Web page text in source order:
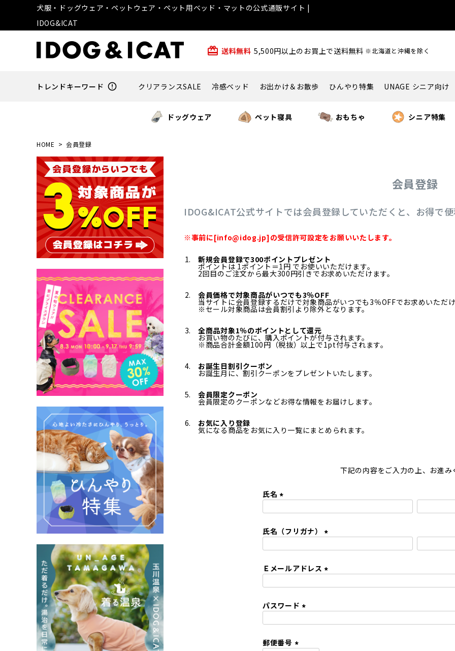
犬服・ドッグウェア・ペットウェア・ペット用ベッド・マットの公式通販サイト |
IDOG&ICAT
card_giftcard 送料無料 5,500円以上のお買上で送料無料 ※北海道と沖縄を除く
トレンドキーワード error_outline クリアランスSALE 冷感ベッド お出かけ＆お散歩 ひんやり特集 UNAGE シニア向け
ドッグウェア ペット寝具 おもちゃ シニア特集
HOME 会員登録
会員登録
IDOG&ICAT公式サイトでは会員登録していただくと、お得で
※事前に[info@idog.jp]の受信許可設定をお願いいたします。
新規会員登録で300ポイントプレゼント
ポイントは 1ポイント＝1円 でお使いいただけます。
2回目のご注文から最大300円引きでお求めいただけます。
会員価格で対象商品がいつでも3％OFF
当サイトに会員登録するだけで対象商品がいつでも3％OFFでお求めいただ
※セール対象商品は会員割引より除外となります。
全商品対象1％のポイントとして還元
お買い物のたびに、購入ポイントが付与されます。
※商品合計金額100円（税抜）以上で1pt付与されます。
お誕生日割引クーポン
お誕生月に、割引クーポンをプレゼントいたします。
会員限定クーポン
会員限定のクーポンなどお得な情報をお届けします。
お気に入り登録
気になる商品をお気に入り一覧にまとめられます。
下記の内容をご入力の上、お進み
氏名
須
氏名（フリガナ）
須
Ｅメールアドレス
パスワード
郵便番号